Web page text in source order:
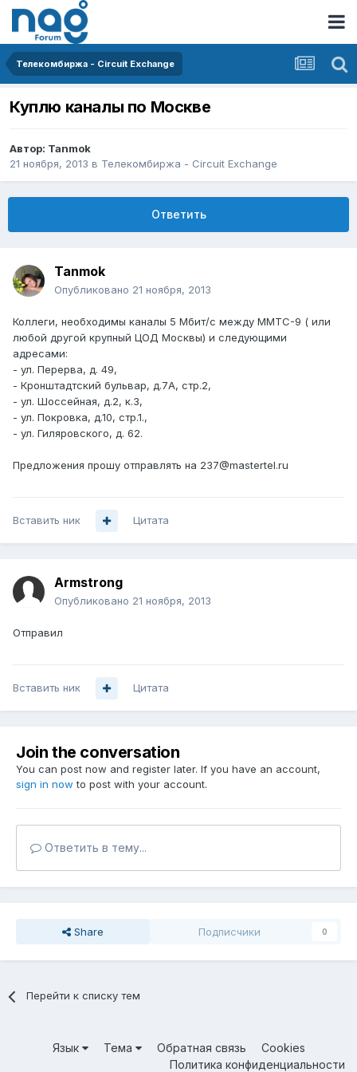
Телекомбиржа - Circuit Exchange
Куплю каналы по Москве
Автор: Tanmok
21 ноября, 2013 в Телекомбиржа - Circuit Exchange
Ответить
Tanmok
Опубликовано 21 ноября, 2013
Коллеги, необходимы каналы 5 Мбит/с между ММТС-9 ( или
любой другой крупный ЦОД Москвы) и следующими
адресами:
- ул. Перерва, д. 49,
- Кронштадтский бульвар, д.7А, стр.2,
- ул. Шоссейная, д.2, к.3,
- ул. Покровка, д.10, стр.1.,
- ул. Гиляровского, д. 62.
Предложения прошу отправлять на 237@mastertel.ru
Вставить ник Цитата
Armstrong
Опубликовано 21 ноября, 2013
Отправил
Вставить ник Цитата
Join the conversation
You can post now and register later. If you have an account,
sign in now to post with your account.
Ответить в тему...
Share Подписчики 0
Перейти к списку тем
Язык Тема Обратная связь
Cookies
Политика конфиденциальности